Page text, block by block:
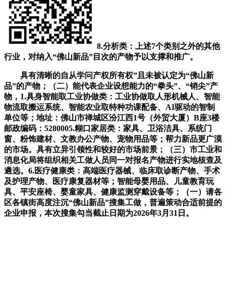
8.分析类：上述7个类别之外的其他
行业，对纳入“佛山新品”目次的产物予以支撑和推广。
具有清晰的自从学问产权所有权”且未被认定为“佛山新
品”的产物；（二）能代表企业设想能力的“拳头”、“销尖”产
物，1.具身智能取工业协做类：工业协做取人形机械人、智能
物流取搬运系统、智能农业取特种功课配备、AI驱动的智制
单位等；地址：佛山市禅城区汾江西1号（外贸大厦）B座3楼
邮政编码：5280005.糊口家居类：家具、卫浴洁具、系统门
窗、粉饰建材、文教办公产物、宠物用品等；帮力新品更广漠
的市场。具有立异引领性和较好的市场前景；（三）市工业和
消息化局将组织相关工做人员同一对报名产物进行实地核查及
遴选。6.医疗健康类：高端医疗器械、临床取诊断产物、手术
及护理产物、医疗康复器材等；智能母婴用品、儿童教育玩
具、平安座椅、婴童家具、健康监测穿戴设备等；（一）请各
区各镇街高度注沉“佛山新品”搜集工做，普遍策动合适前提的
企业申报，本次搜集勾当截止日期为2026年3月31日。